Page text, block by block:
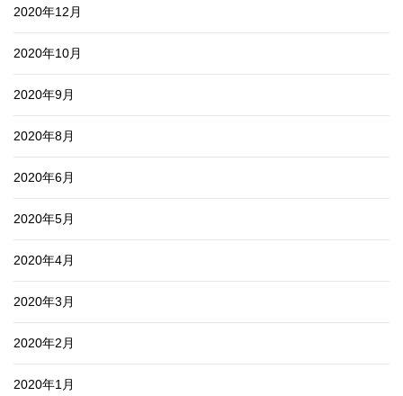
2020年12月
2020年10月
2020年9月
2020年8月
2020年6月
2020年5月
2020年4月
2020年3月
2020年2月
2020年1月